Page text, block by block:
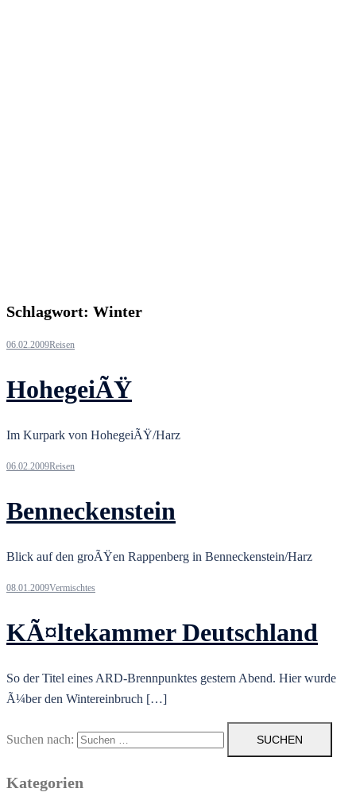
Schlagwort: Winter
06.02.2009Reisen
HohegeiÃŸ
Im Kurpark von HohegeiÃŸ/Harz
06.02.2009Reisen
Benneckenstein
Blick auf den groÃŸen Rappenberg in Benneckenstein/Harz
08.01.2009Vermischtes
KÃ¤ltekammer Deutschland
So der Titel eines ARD-Brennpunktes gestern Abend. Hier wurde
Ã¼ber den Wintereinbruch […]
Suchen nach:
Kategorien